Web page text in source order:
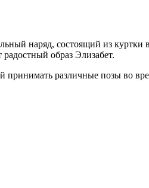
наряд, состоящий из
образ Элизабет.
принимать различные позы во